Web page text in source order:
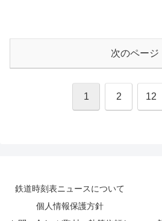
次のページ
1 2 12
鉄道時刻表ニュースについて
個人情報保護方針